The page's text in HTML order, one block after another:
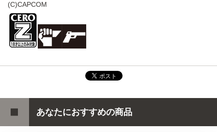
(C)CAPCOM
あなたにおすすめの商品